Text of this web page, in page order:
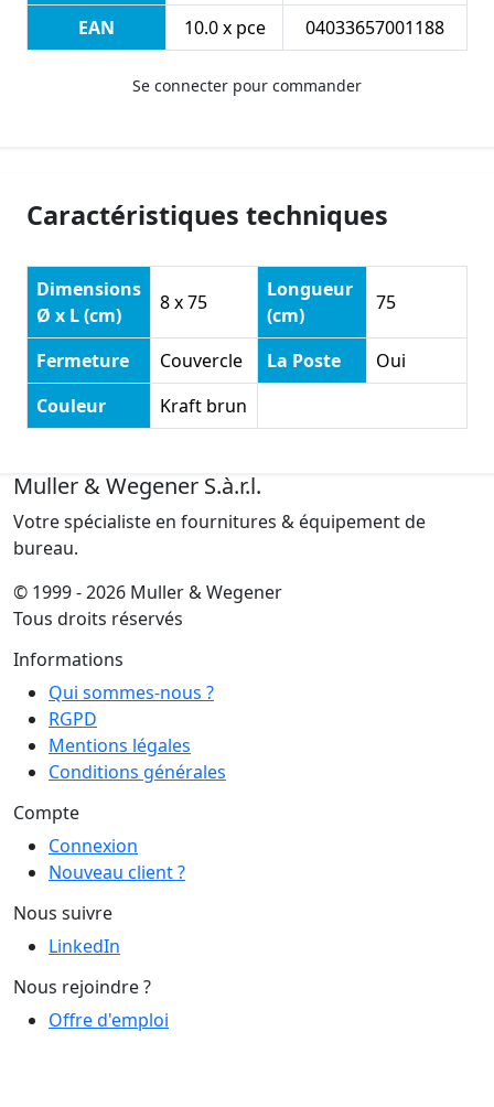
EAN
10.0 x pce 04033657001188
Se connecter pour commander
Caractéristiques techniques
Dimensions
Ø x L (cm)
8 x 75
Longueur
(cm)
75
Fermeture Couvercle La Poste
Oui
Couleur
Kraft brun
Muller & Wegener S.à.r.l.
Votre spécialiste en fournitures & équipement de
bureau.
© 1999 - 2026 Muller & Wegener
Tous droits réservés
Informations
Qui sommes-nous ?
RGPD
Mentions légales
Conditions générales
Compte
Connexion
Nouveau client ?
Nous suivre
LinkedIn
Nous rejoindre ?
Offre d'emploi